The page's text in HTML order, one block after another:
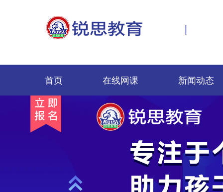
|
首页 在线网课 新闻动态